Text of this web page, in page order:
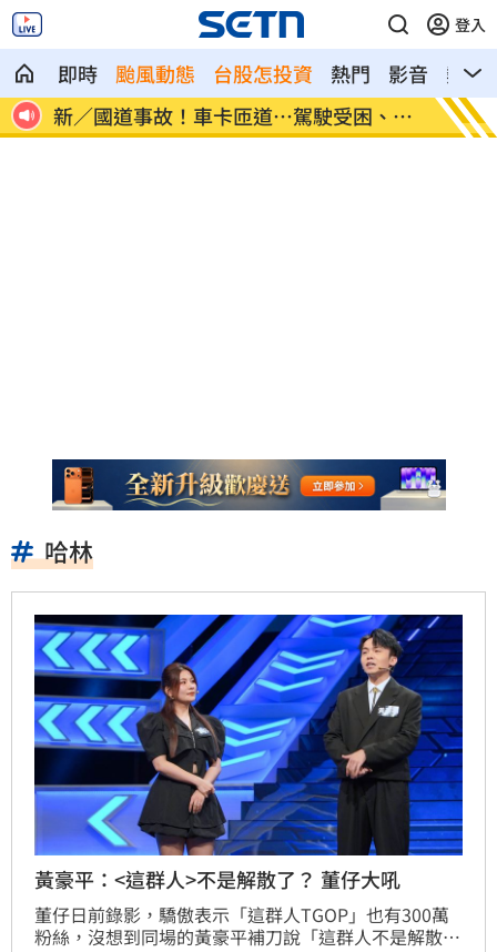
登入
即時 颱風動態 台股怎投資 熱門 影音
熱搜
昏
7縣市大雨特報開轟 白海豚減慢、雨炸3
天
國道
醫
哈林
黃豪平：<這群人>不是解散了？ 董仔大吼
董仔日前錄影，驕傲表示「這群人TGOP」也有300萬
粉絲，沒想到同場的黃豪平補刀說「這群人不是解散